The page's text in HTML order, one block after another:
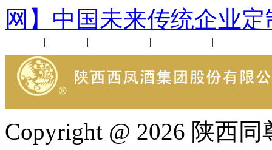
网】中国未来传统企业
| | | |
Copyright @ 2026 陕西